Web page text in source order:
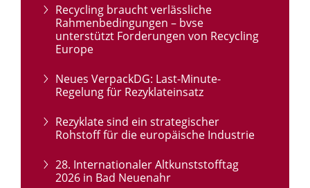
Recycling braucht verlässliche
Rahmenbedingungen – bvse
unterstützt Forderungen von Recycling
Europe
Neues VerpackDG: Last-Minute-
Regelung für Rezyklateinsatz
Rezyklate sind ein strategischer
Rohstoff für die europäische Industrie
28. Internationaler Altkunststofftag
2026 in Bad Neuenahr